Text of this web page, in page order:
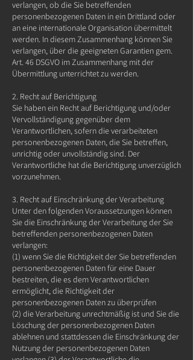
verlangen, ob die Sie betreffenden
personenbezogenen Daten in ein Drittland oder
an eine internationale Organisation übermittelt
werden. In diesem Zusammenhang können Sie
verlangen, über die geeigneten Garantien gem.
Art. 46 DSGVO im Zusammenhang mit der
Übermittlung unterrichtet zu werden.
2. Recht auf Berichtigung
Sie haben ein Recht auf Berichtigung und/oder
Vervollständigung gegenüber dem
Verantwortlichen, sofern die verarbeiteten
personenbezogenen Daten, die Sie betreffen,
unrichtig oder unvollständig sind. Der
Verantwortliche hat die Berichtigung unverzüglich
vorzunehmen.
3. Recht auf Einschränkung der Verarbeitung
Unter den folgenden Voraussetzungen können
Sie die Einschränkung der Verarbeitung der Sie
betreffenden personenbezogenen Daten
verlangen:
(1) wenn Sie die Richtigkeit der Sie betreffenden
personenbezogenen Daten für eine Dauer
bestreiten, die es dem Verantwortlichen
ermöglicht, die Richtigkeit der
personenbezogenen Daten zu überprüfen
(2) die Verarbeitung unrechtmäßig ist und Sie die
Löschung der personenbezogenen Daten
ablehnen und stattdessen die Einschränkung der
Nutzung der personenbezogenen Daten